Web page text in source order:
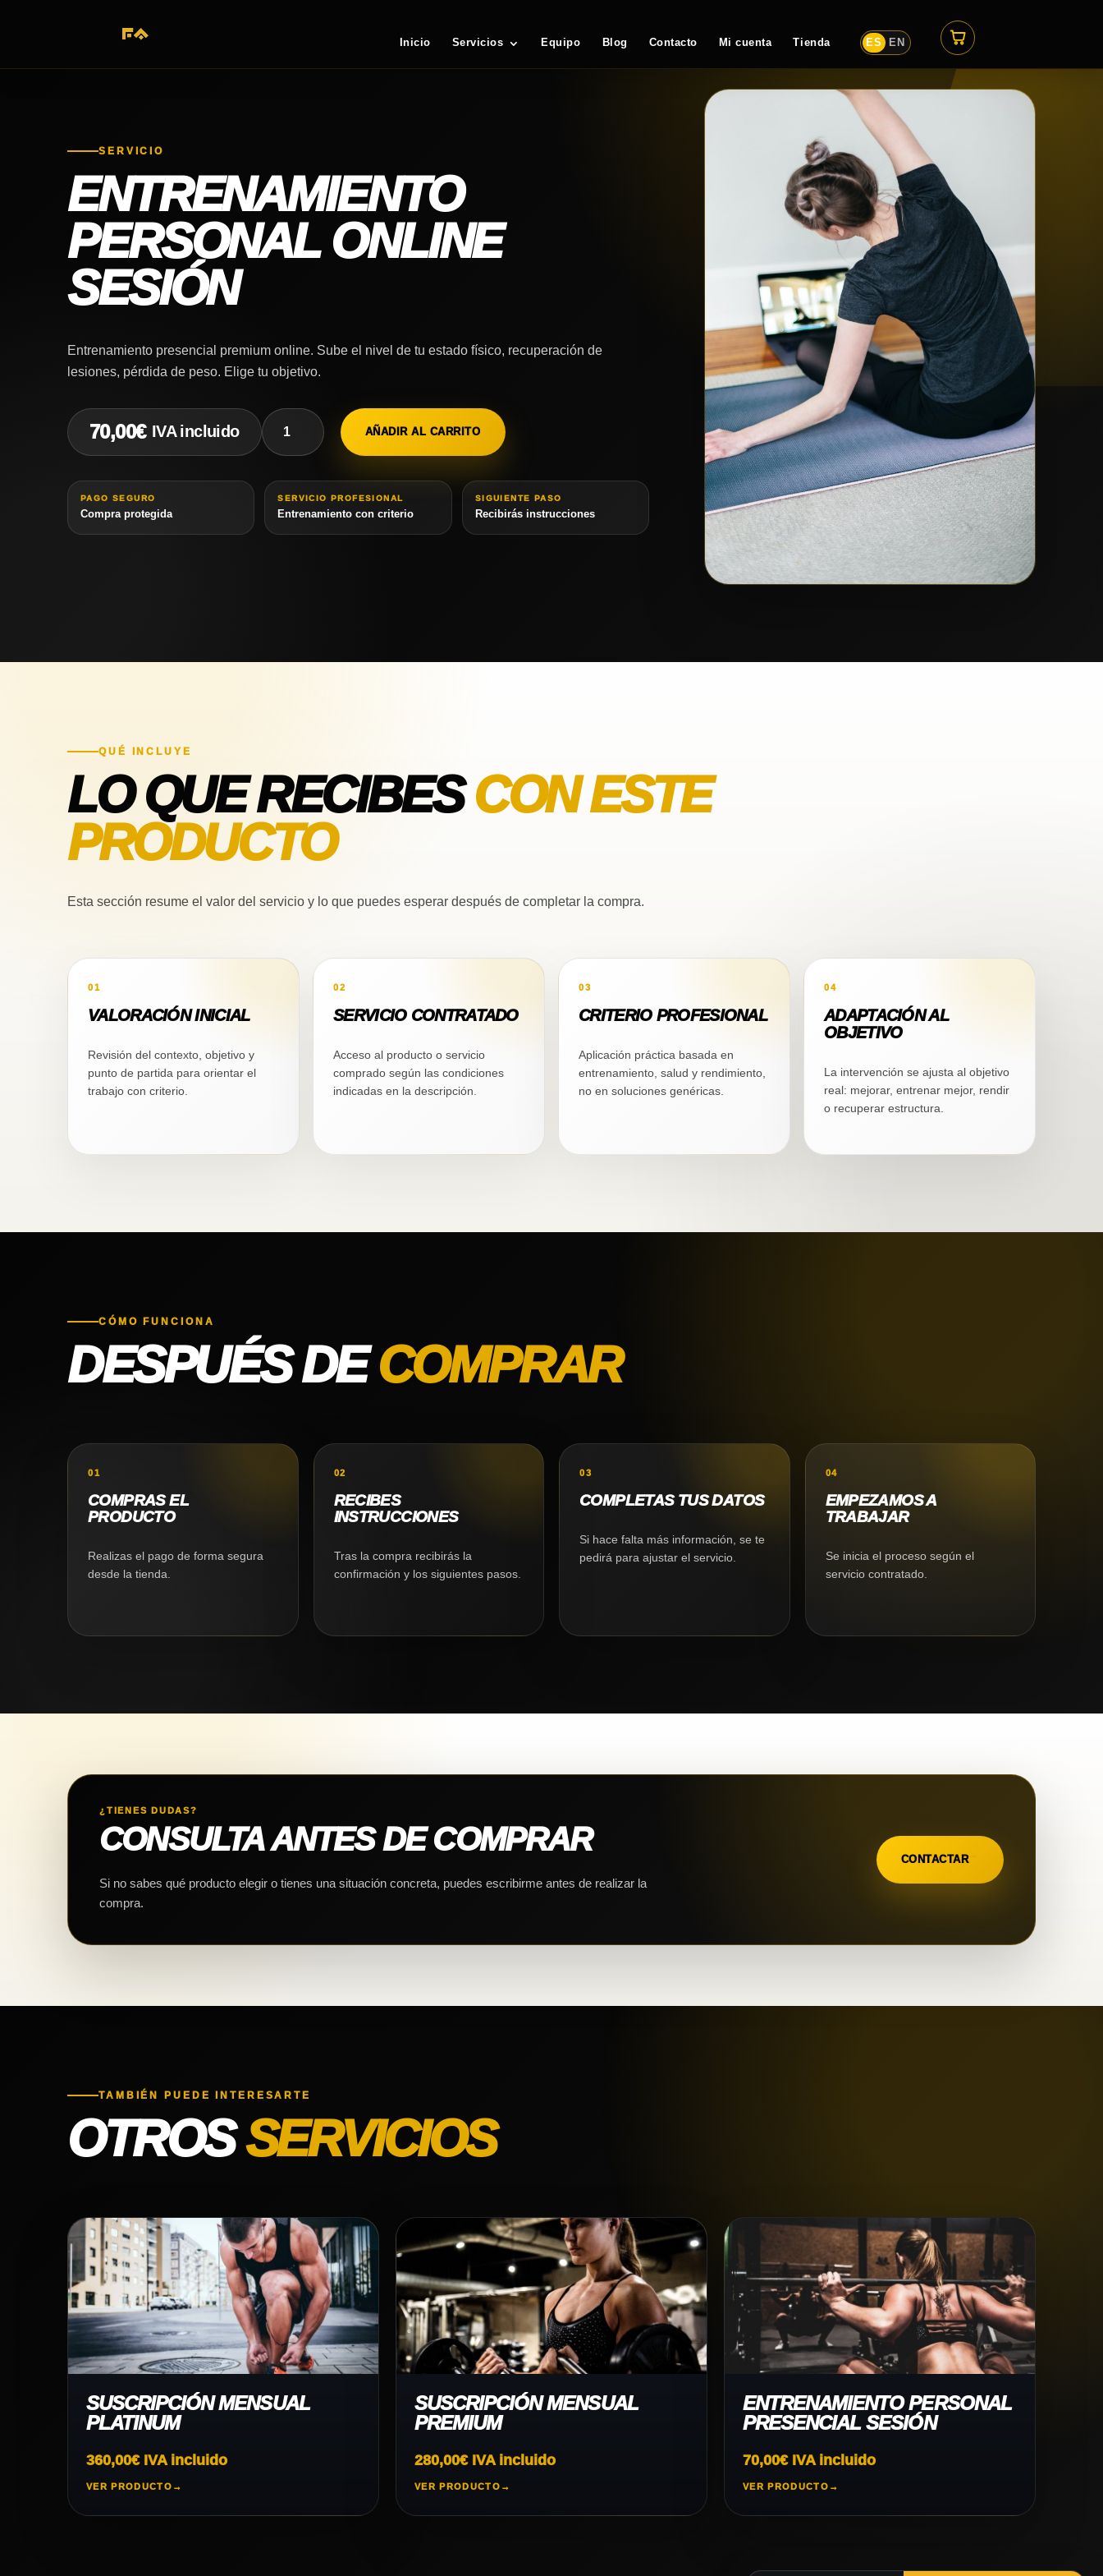
Inicio Servicios Equipo Blog Contacto Mi cuenta Tienda ES EN
SERVICIO
ENTRENAMIENTO
PERSONAL ONLINE
SESIÓN
Entrenamiento presencial premium online. Sube el nivel de tu estado físico, recuperación de
lesiones, pérdida de peso. Elige tu objetivo.
70,00€ IVA incluido
Entrenamiento
personal
online
cantidad
AÑADIR AL CARRITO
PAGO SEGURO
Compra protegida
SERVICIO PROFESIONAL
Entrenamiento con criterio
SIGUIENTE PASO
Recibirás instrucciones
QUÉ INCLUYE
LO QUE RECIBESCON ESTE
PRODUCTO
Esta sección resume el valor del servicio y lo que puedes esperar después de completar la compra.
01
VALORACIÓN INICIAL
Revisión del contexto, objetivo y
punto de partida para orientar el
trabajo con criterio.
02
SERVICIO CONTRATADO
Acceso al producto o servicio
comprado según las condiciones
indicadas en la descripción.
03
CRITERIO PROFESIONAL
Aplicación práctica basada en
entrenamiento, salud y rendimiento,
no en soluciones genéricas.
04
ADAPTACIÓN AL
OBJETIVO
La intervención se ajusta al objetivo
real: mejorar, entrenar mejor, rendir
o recuperar estructura.
CÓMO FUNCIONA
DESPUÉS DECOMPRAR
01
COMPRAS EL
PRODUCTO
Realizas el pago de forma segura
desde la tienda.
02
RECIBES
INSTRUCCIONES
Tras la compra recibirás la
confirmación y los siguientes pasos.
03
COMPLETAS TUS DATOS
Si hace falta más información, se te
pedirá para ajustar el servicio.
04
EMPEZAMOS A
TRABAJAR
Se inicia el proceso según el
servicio contratado.
¿TIENES DUDAS?
CONSULTA ANTES DE COMPRAR
Si no sabes qué producto elegir o tienes una situación concreta, puedes escribirme antes de realizar la
compra.
CONTACTAR→
TAMBIÉN PUEDE INTERESARTE
OTROSSERVICIOS
SUSCRIPCIÓN MENSUAL
PLATINUM
360,00€ IVA incluido
VER PRODUCTO →
SUSCRIPCIÓN MENSUAL
PREMIUM
280,00€ IVA incluido
VER PRODUCTO →
ENTRENAMIENTO PERSONAL
PRESENCIAL SESIÓN
70,00€ IVA incluido
VER PRODUCTO →